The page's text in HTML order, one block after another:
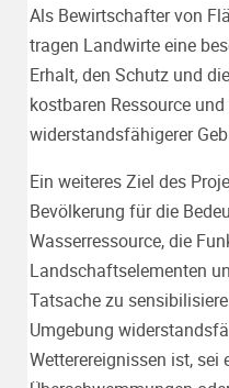
Als Bewirtschafter von
tragen Landwirte eine
Erhalt, den Schutz und
kostbaren Ressource
widerstandsfähigerer
Ein weiteres Ziel des
Bevölkerung für die
Wasserressource, die
Landschaftselementen
Tatsache zu
Umgebung
Wetterereignissen ist,